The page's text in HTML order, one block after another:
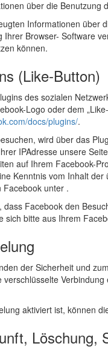
über die Benutzung
Informationen über
Ihrer Browser- Software
können.
(Like-Button)
des sozialen
Logo oder dem
docs/plugins/.
wird über das
IPAdresse unsere
auf Ihrem Facebook-
Kenntnis vom Inhalt
Facebook unter .
dass Facebook den
sich bitte aus Ihrem
der Sicherheit und
verschlüsselte
aktiviert ist, können
Löschung,